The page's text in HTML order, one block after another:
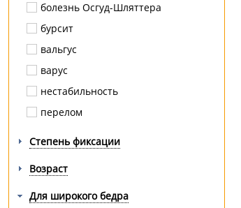
болезнь Осгуд-Шляттера
бурсит
вальгус
варус
нестабильность
перелом
усталость
Степень фиксации
Возраст
Для широкого бедра